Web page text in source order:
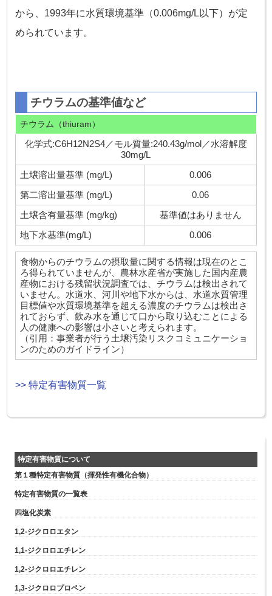
から、1993年に水質環境基準（0.006mg/L以下）が定
められています。
チウラムの基準値など
チウラム（thiuram）
化学式:C6H12N2S4／モル質量:240.43g/mol／水溶解度
30mg/L
土壌溶出量基準 (mg/L)
0.006
第二溶出量基準 (mg/L)
0.06
土壌含有量基準 (mg/kg)
基準値はありません
地下水基準(mg/L)
0.006
食物からのチウラムの摂取量に関する情報は現在のとこ
ろ得られていませんが、農林水産省が実施した国内産農
産物における残留状況調査では、チウラムは検出されて
いません。水道水、河川や地下水からは、水道水質管理
目標値や水質環境基準を超える濃度のチウラムは検出さ
れておらず、飲み水を通じて口から取り込むことによる
人の健康への影響は小さいと考えられます。
（引用：事業者が行う土壌汚染リスクコミュニケーショ
ンのためのガイドライン）
>> 特定有害物質一覧
特定有害物質について
第１種特定有害物質（揮発性有機化合物）
特定有害物質の一覧表
四塩化炭素
1,2-ジクロロエタン
1,1-ジクロロエチレン
1,2-ジクロロエチレン
1,3-ジクロロプロペン